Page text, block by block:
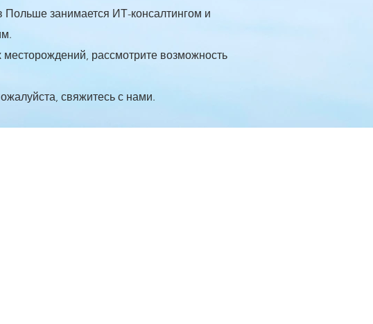
Польше занимается ИТ-консалтингом и
рассмотрите возможность
свяжитесь с нами.